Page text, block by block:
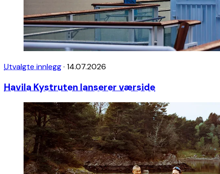
Utvalgte innlegg· 14.07.2026
Havila Kystruten lanserer værside